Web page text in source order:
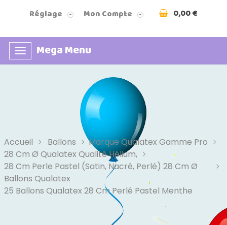
Réglage Mon Compte 0,00 €
Basculer
la
Mega Menu
Accueil Ballons
Marque Qualatex Gamme Pro
28 Cm Ø Qualatex Qualité Hélium,
28 Cm Perle Pastel (Satin, Nacré, Perlé) 28 Cm Ø
Ballons Qualatex
25 Ballons Qualatex 28 Cm Perlé Pastel Menthe